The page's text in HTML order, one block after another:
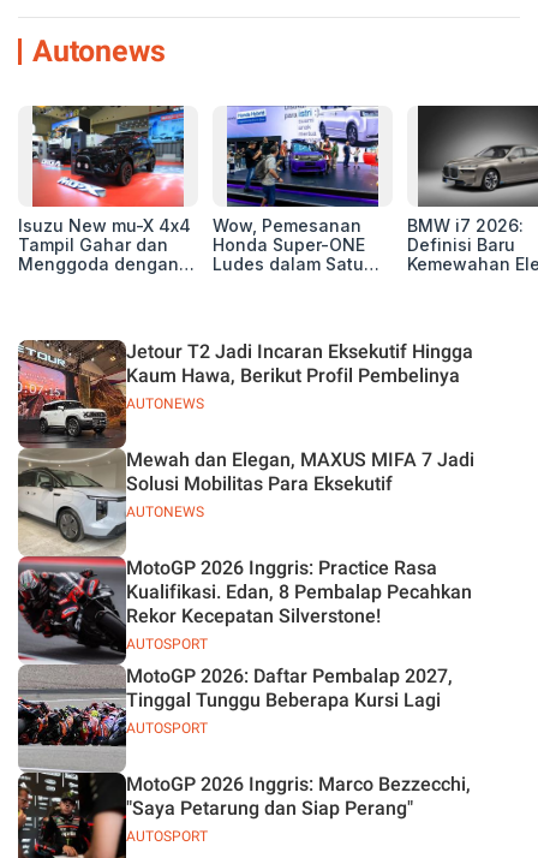
Autonews
Isuzu New mu-X 4x4
Tampil Gahar dan
Menggoda dengan
Wow, Pemesanan
Honda Super-ONE
Ludes dalam Satu
BMW i7 2026:
Definisi Baru
Kemewahan
AUTONEWS
Jetour T2 Jadi Incaran Eksekutif Hingga
Kaum Hawa, Berikut Profil Pembelinya
AUTONEWS
Mewah dan Elegan, MAXUS MIFA 7 Jadi
Solusi Mobilitas Para Eksekutif
AUTOSPORT
MotoGP 2026 Inggris: Practice Rasa
Kualifikasi. Edan, 8 Pembalap Pecahkan
Rekor Kecepatan Silverstone!
AUTOSPORT
MotoGP 2026: Daftar Pembalap 2027,
Tinggal Tunggu Beberapa Kursi Lagi
AUTOSPORT
MotoGP 2026 Inggris: Marco Bezzecchi,
"Saya Petarung dan Siap Perang"